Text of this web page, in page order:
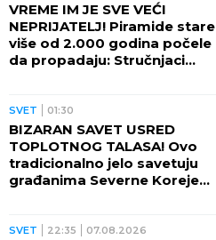
VREME IM JE SVE VEĆI
NEPRIJATELJ! Piramide stare
više od 2.000 godina počele
da propadaju: Stručnjaci
SVET 01:30
BIZARAN SAVET USRED
TOPLOTNOG TALASA! Ovo
tradicionalno jelo savetuju
građanima Severne Koreje
SVET 22:35 07.08.2026